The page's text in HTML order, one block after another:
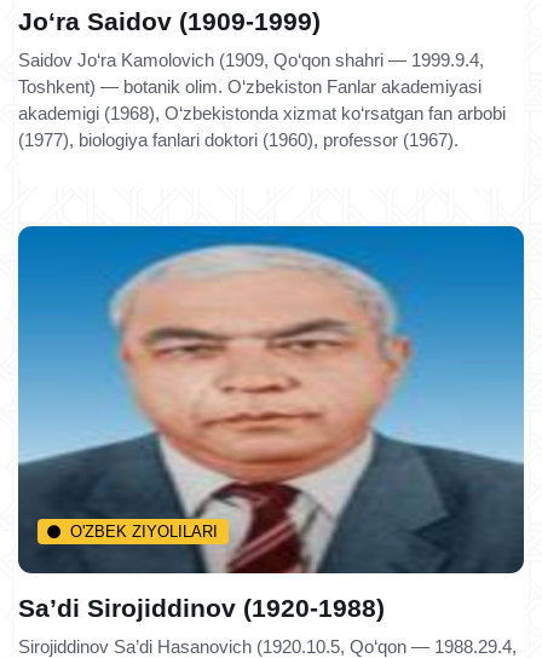
Jo‘ra Saidov (1909-1999)
Saidov Jo‘ra Kamolovich (1909, Qo‘qon shahri — 1999.9.4,
Toshkent) — botanik olim. O‘zbekiston Fanlar akademiyasi
akademigi (1968), O‘zbekistonda xizmat ko‘rsatgan fan arbobi
(1977), biologiya fanlari doktori (1960), professor (1967).
O'ZBEK ZIYOLILARI
Sa’di Sirojiddinov (1920-1988)
Sirojiddinov Sa’di Hasanovich (1920.10.5, Qo‘qon — 1988.29.4,